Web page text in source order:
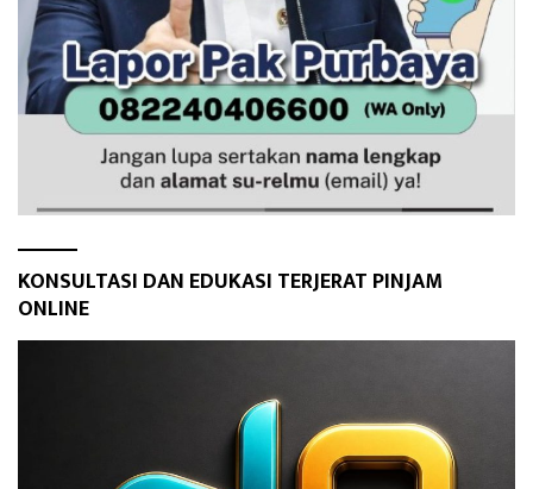
KONSULTASI DAN EDUKASI TERJERAT PINJAM
ONLINE